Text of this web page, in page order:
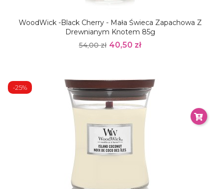
WoodWick -Black Cherry - Mała Świeca Zapachowa Z
Drewnianym Knotem 85g
54,00 zł 40,50 zł
-25%